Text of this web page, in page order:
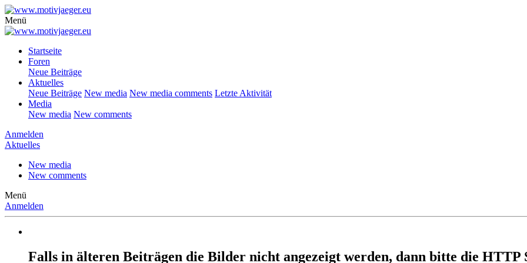
Menü
Startseite
Foren
Neue Beiträge
Aktuelles
Neue Beiträge New media New media comments Letzte Aktivität
Media
New media New comments
Anmelden
Aktuelles
New media
New comments
Menü
Anmelden
Falls in älteren Beiträgen die Bilder nicht angezeigt werden, dann bitte die HTTP